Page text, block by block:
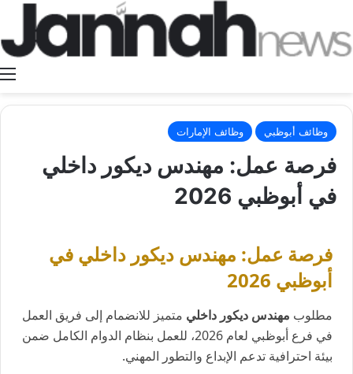
وظائف أبوظبي وظائف الإمارات
فرصة عمل: مهندس ديكور داخلي
في أبوظبي 2026
فرصة عمل: مهندس ديكور داخلي في
أبوظبي 2026
مطلوب مهندس ديكور داخلي متميز للانضمام إلى فريق العمل
في فرع أبوظبي لعام 2026، للعمل بنظام الدوام الكامل ضمن
بيئة احترافية تدعم الإبداع والتطور المهني.